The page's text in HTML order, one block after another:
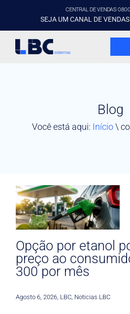
CENTRAL DE VENDAS
SEJA UM CANAL DE VENDAS
Blog
Você está aqui: Início\
Opção por etanol
preço ao
300 por mês
Agosto 6, 2026 LBC Noticias LBC